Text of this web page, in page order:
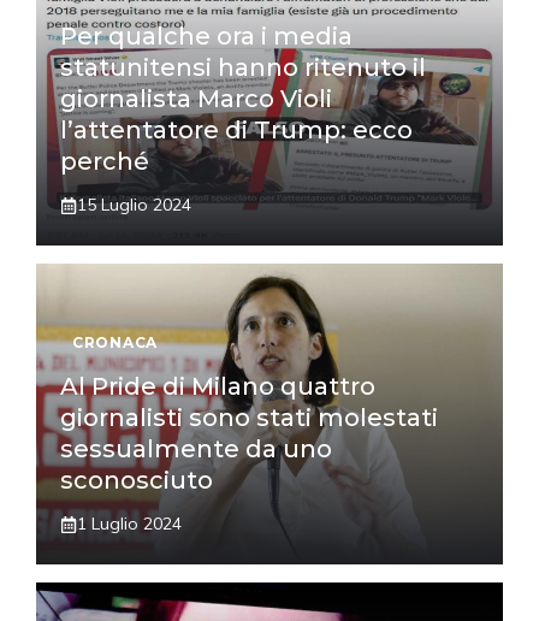
Per qualche ora i media
statunitensi hanno ritenuto il
giornalista Marco Violi
l’attentatore di Trump: ecco
perché
15 Luglio 2024
CRONACA
Al Pride di Milano quattro
giornalisti sono stati molestati
sessualmente da uno
sconosciuto
1 Luglio 2024